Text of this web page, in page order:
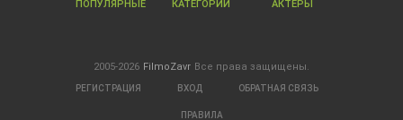
ПОПУЛЯРНЫЕ КАТЕГОРИИ АКТЕРЫ
2005-2026 FilmoZavr Все права защищены.
РЕГИСТРАЦИЯ ВХОД ОБРАТНАЯ СВЯЗЬ
ПРАВИЛА